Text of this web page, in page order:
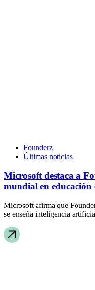
Founderz
Últimas noticias
Microsoft destaca a
mundial en educación
Microsoft afirma que
se enseña inteligencia